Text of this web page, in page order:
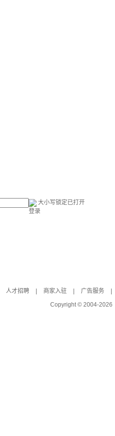
大小写锁定已打开
登录
人才招聘 商家入驻 广告服务
Copyright © 2004-2026